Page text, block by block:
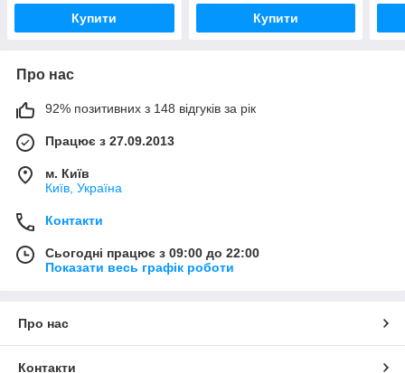
Купити Купити
Про нас
92% позитивних з 148 відгуків за рік
Працює з 27.09.2013
м. Київ
Київ, Україна
Контакти
Сьогодні працює з 09:00 до 22:00
Показати весь графік роботи
Про нас
Контакти